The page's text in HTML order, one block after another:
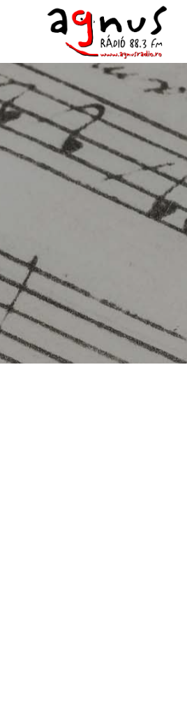
Agnus Rádió
Kolozsvár közösségi rádiója